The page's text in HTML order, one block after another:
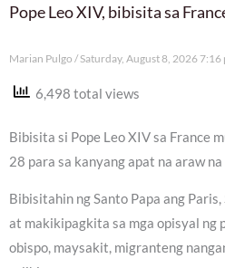
Pope Leo XIV, bibisita sa
Marian Pulgo Saturday, August 8, 2026 7:16
6,498 total views
Bibisita si Pope Leo XIV sa France
28 para sa kanyang apat na araw
Bibisitahin ng Santo Papa ang
at makikipagkita sa mga opisyal ng
obispo, maysakit, migranteng